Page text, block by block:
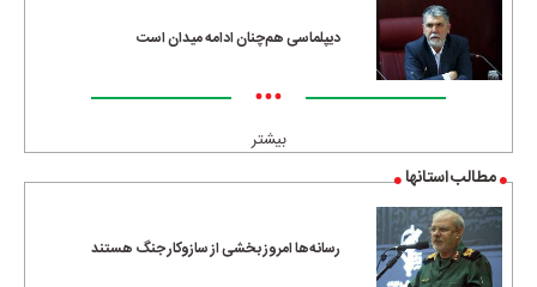
دیپلماسی هم‌چنان ادامه میدان است
•••
بیشتر
مطالب استانها
رسانه‌ها امروز بخشی از سازوکار جنگ هستند